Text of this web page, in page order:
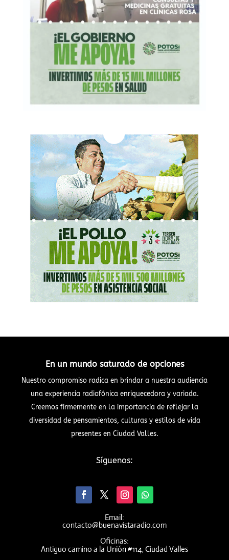
En un mundo saturado de opciones
Nuestro compromiso radica en brindar a nuestra audiencia
una experiencia radiofónica enriquecedora y variada.
Creemos firmemente en la importancia de reflejar la
diversidad de pensamientos, culturas y estilos de vida
presentes en Ciudad Valles.
Síguenos:
Email:
contacto@buenavistaradio.com
Oficinas:
Antiguo camino a la Unión #114, Ciudad Valles